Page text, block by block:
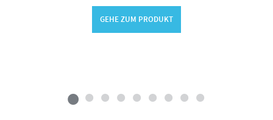
GEHE ZUM PRODUKT